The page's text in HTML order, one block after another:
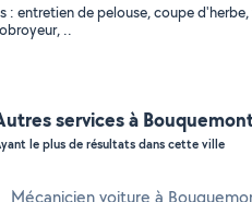
entretien de pelouse, coupe
..
services à
le plus de résultats dans cette ville
Mécanicien voiture à